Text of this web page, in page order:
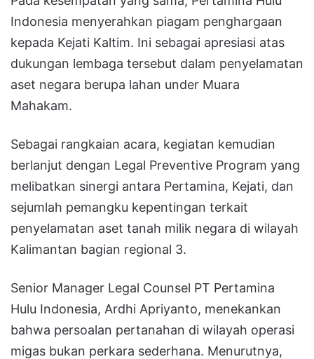
Indonesia menyerahkan piagam penghargaan
kepada Kejati Kaltim. Ini sebagai apresiasi atas
dukungan lembaga tersebut dalam penyelamatan
aset negara berupa lahan under Muara
Mahakam.
Sebagai rangkaian acara, kegiatan kemudian
berlanjut dengan Legal Preventive Program yang
melibatkan sinergi antara Pertamina, Kejati, dan
sejumlah pemangku kepentingan terkait
penyelamatan aset tanah milik negara di wilayah
Kalimantan bagian regional 3.
Senior Manager Legal Counsel PT Pertamina
Hulu Indonesia, Ardhi Apriyanto, menekankan
bahwa persoalan pertanahan di wilayah operasi
migas bukan perkara sederhana. Menurutnya,